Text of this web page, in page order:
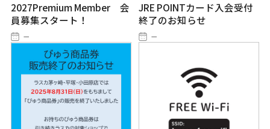
2027Premium Member 会
員募集スタート！
－
JRE POINTカード入会受付
終了のお知らせ
－